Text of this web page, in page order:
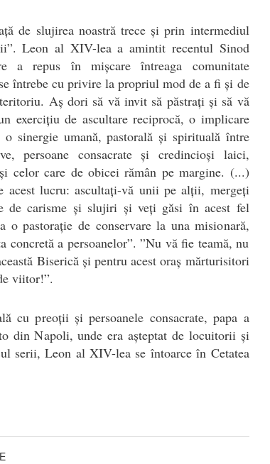
de slujirea noastră trece și prin intermediul
Leon al XIV-lea a amintit recentul Sinod
a repus în mișcare întreaga comunitate
întrebe cu privire la propriul mod de a fi și de
Aș dori să vă invit să păstrați și să vă
exercițiu de ascultare reciprocă, o implicare
sinergie umană, pastorală și spirituală între
persoane consacrate și credincioși laici,
celor care de obicei rămân pe margine. (...)
acest lucru: ascultați-vă unii pe alții, mergeți
de carisme și slujiri și veți găsi în acest fel
o pastorație de conservare la una misionară,
concretă a persoanelor”. ”Nu vă fie teamă, nu
Biserică și pentru acest oraș mărturisitori
viitor!”.
cu preoții și persoanele consacrate, papa a
din Napoli, unde era așteptat de locuitorii și
serii, Leon al XIV-lea se întoarce în Cetatea